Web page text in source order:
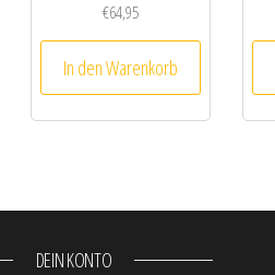
€64,95
In den Warenkorb
DEIN KONTO